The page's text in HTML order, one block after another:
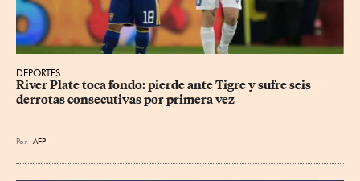
DEPORTES
River Plate toca fondo: pierde ante Tigre y sufre seis
derrotas consecutivas por primera vez
Por AFP